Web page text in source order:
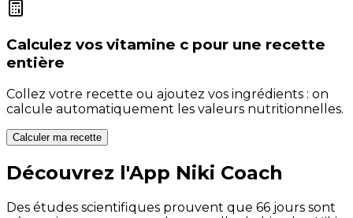
Calculez vos vitamine c pour une recette
entière
Collez votre recette ou ajoutez vos ingrédients : on
calcule automatiquement les valeurs nutritionnelles.
Calculer ma recette
Découvrez l'App Niki Coach
Des études scientifiques prouvent que 66 jours sont